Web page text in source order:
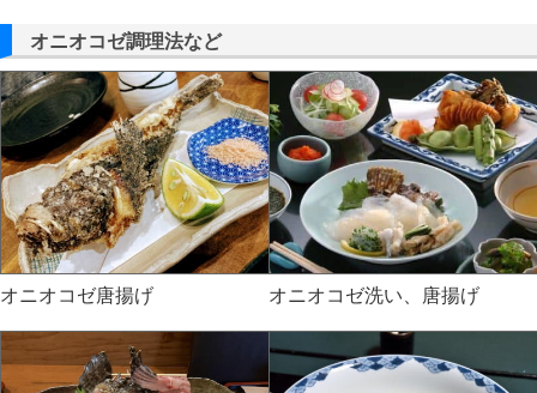
オニオコゼ調理法など
オニオコゼ唐揚げ オニオコゼ洗い、唐揚げ